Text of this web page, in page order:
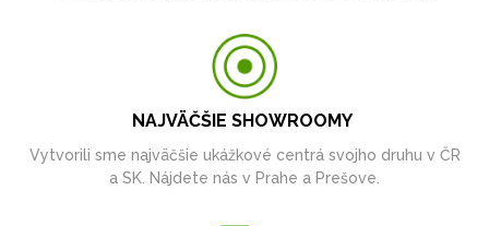
NAJVÄČŠIE SHOWROOMY
Vytvorili sme najväčšie ukážkové centrá svojho druhu v ČR
a SK. Nájdete nás v Prahe a Prešove.